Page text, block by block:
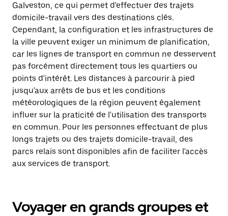
Galveston, ce qui permet d'effectuer des trajets
domicile-travail vers des destinations clés.
Cependant, la configuration et les infrastructures de
la ville peuvent exiger un minimum de planification,
car les lignes de transport en commun ne desservent
pas forcément directement tous les quartiers ou
points d'intérêt. Les distances à parcourir à pied
jusqu'aux arrêts de bus et les conditions
météorologiques de la région peuvent également
influer sur la praticité de l'utilisation des transports
en commun. Pour les personnes effectuant de plus
longs trajets ou des trajets domicile-travail, des
parcs relais sont disponibles afin de faciliter l'accès
aux services de transport.
Voyager en grands groupes et